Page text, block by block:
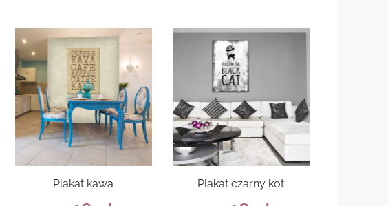
Plakat kawa Plakat czarny kot